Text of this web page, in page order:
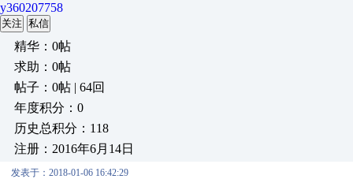
y360207758
关注 私信
精华：0帖
求助：0帖
帖子：0帖 | 64回
年度积分：0
历史总积分：118
注册：2016年6月14日
发表于：2018-01-06 16:42:29